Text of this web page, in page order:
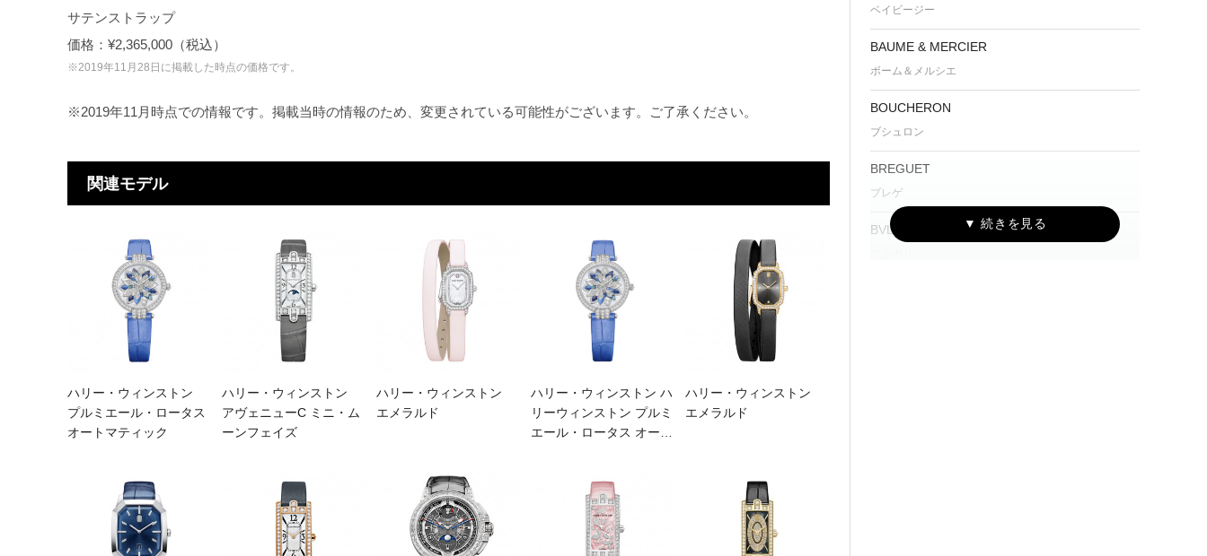
サテンストラップ
価格：¥2,365,000（税込）
※2019年11月28日に掲載した時点の価格です。
※2019年11月時点での情報です。掲載当時の情報のため、変更されている可能性がございます。ご了承ください。
関連モデル
ハリー・ウィンストン
プルミエール・ロータス
オートマティック
ハリー・ウィンストン
アヴェニューC ミニ・ム
ーンフェイズ
ハリー・ウィンストン
エメラルド
ハリー・ウィンストン ハ
リーウィンストン プルミ
エール・ロータス オー
ハリー・ウィンストン
エメラルド
ベイビージー
BAUME & MERCIER
ボーム＆メルシエ
BOUCHERON
ブシュロン
BREGUET
ブレゲ
BVLGARI